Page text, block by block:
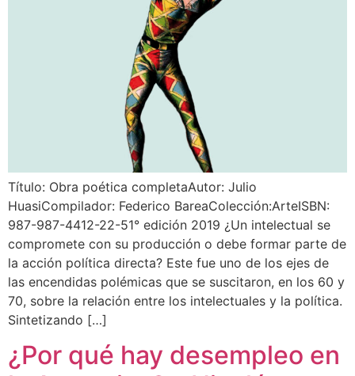
Título: Obra poética completaAutor: Julio
HuasiCompilador: Federico BareaColección:ArteISBN:
987-987-4412-22-51° edición 2019 ¿Un intelectual se
compromete con su producción o debe formar parte de
la acción política directa? Este fue uno de los ejes de
las encendidas polémicas que se suscitaron, en los 60 y
70, sobre la relación entre los intelectuales y la política.
Sintetizando […]
¿Por qué hay desempleo en